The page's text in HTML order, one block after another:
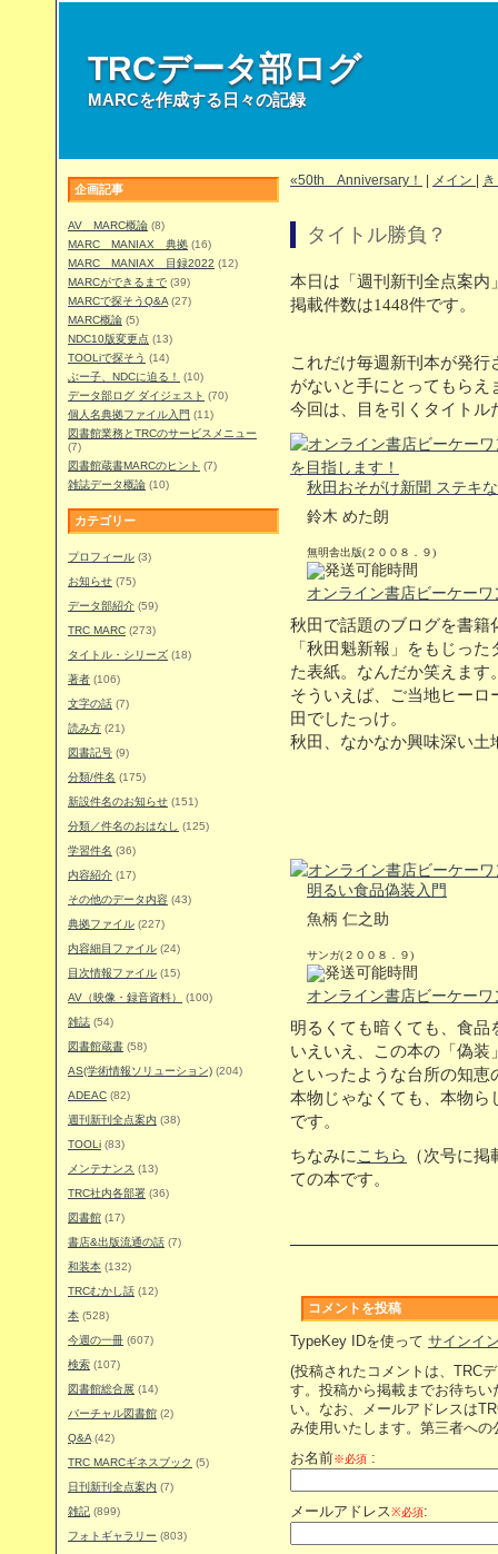
TRCデータ部ログ
MARCを作成する日々の記録
企画記事
AV MARC概論 (8)
MARC MANIAX 典拠 (16)
MARC MANIAX 目録2022 (12)
MARCができるまで (39)
MARCで探そうQ&A (27)
MARC概論 (5)
NDC10版変更点 (13)
TOOLiで探そう (14)
ぶー子、NDCに迫る！
(10)
データ部ログ ダイジェスト (70)
個人名典拠ファイル入門 (11)
図書館業務とTRCのサービスメニュー
(7)
図書館蔵書MARCのヒント (7)
雑誌データ概論 (10)
カテゴリー
プロフィール (3)
お知らせ (75)
データ部紹介 (59)
TRC MARC (273)
タイトル・シリーズ (18)
著者 (106)
文字の話 (7)
読み方 (21)
図書記号 (9)
分類/件名 (175)
新設件名のお知らせ (151)
分類／件名のおはなし
(125)
学習件名 (36)
内容紹介 (17)
その他のデータ内容 (43)
典拠ファイル (227)
内容細目ファイル (24)
目次情報ファイル (15)
AV（映像・録音資料）
(100)
雑誌 (54)
図書館蔵書 (58)
AS(学術情報ソリューション) (204)
ADEAC (82)
週刊新刊全点案内 (38)
TOOLi (83)
メンテナンス (13)
TRC社内各部署 (36)
図書館 (17)
書店&出版流通の話 (7)
和装本 (132)
TRCむかし話 (12)
本 (528)
今週の一冊 (607)
検索 (107)
図書館総合展 (14)
バーチャル図書館 (2)
Q&A (42)
TRC MARCギネスブック (5)
日刊新刊全点案内 (7)
雑記 (899)
フォトギャラリー (803)
«50th Anniversary！ メイン
タイトル勝負？
本日は「週刊新刊全点案内
掲載件数は1448件です。
これだけ毎週新刊本が発
がないと手にとってもらえ
今回は、目を引くタイトル
秋田おそがけ新聞 ステキ
鈴木 めた朗
無明舎出版(２００８．９)
オンライン書店ビーケー
秋田で話題のブログを書籍
「秋田魁新報」をもじっ
た表紙。なんだか笑えます
そういえば、ご当地ヒーロ
田でしたっけ。
秋田、なかなか興味深い土
明るい食品偽装入門
魚柄 仁之助
サンガ(２００８．９)
オンライン書店ビーケー
明るくても暗くても、食
いえいえ、この本の「偽
といったような台所の知恵
本物じゃなくても、本物ら
です。
ちなみに こちら
（次号に
ての本です。
コメントを投稿
TypeKey IDを使って サインイ
(投稿されたコメントは、TRC
す。投稿から掲載までお待ち
い。なお、メールアドレスは
み使用いたします。第三者へ
お名前※必須 :
メールアドレス※必須: